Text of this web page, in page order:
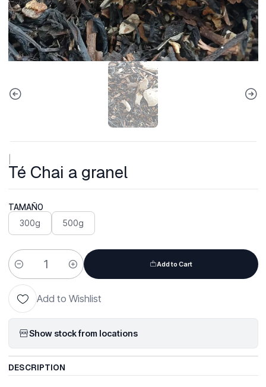
Té Chai a granel
TAMAÑO
300g 500g
Quantity
Add to Cart
Add to Wishlist
Show stock from locations
DESCRIPTION